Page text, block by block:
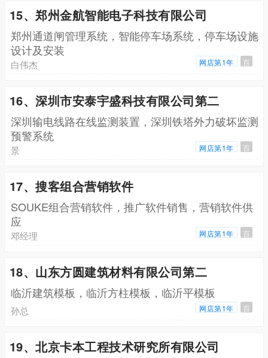
15、郑州金航智能电子科技有限公司
郑州通道闸管理系统，智能停车场系统，停车场设施
设计及安装
白伟杰 网店第1年 百
16、深圳市安泰宇盛科技有限公司第二
深圳输电线路在线监测装置，深圳铁塔外力破坏监测
预警系统
景 网店第1年 百
17、搜客组合营销软件
SOUKE组合营销软件，推广软件销售，营销软件供
应
邓经理 网店第1年 百
18、山东方圆建筑材料有限公司第二
临沂建筑模板，临沂方柱模板，临沂平模板
孙总 网店第1年 百
19、北京卡本工程技术研究所有限公司